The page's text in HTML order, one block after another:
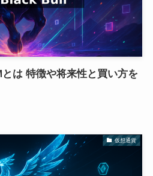
は 特徴や将来性と買い方を
仮想通貨